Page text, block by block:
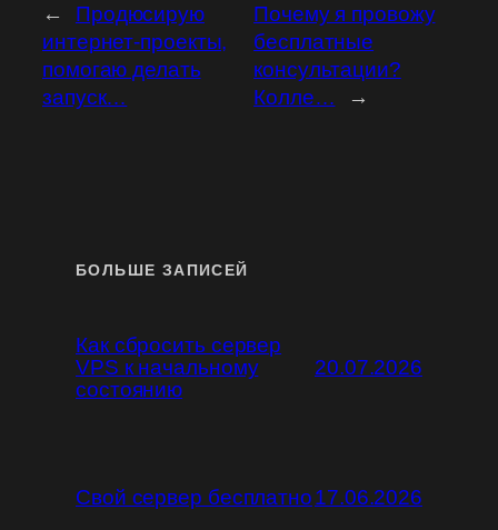
←
Продюсирую
интернет-проекты,
помогаю делать
запуск…
Почему я провожу
бесплатные
консультации?
Колле…
→
БОЛЬШЕ ЗАПИСЕЙ
Как сбросить сервер
VPS к начальному
состоянию
20.07.2026
Свой сервер бесплатно17.06.2026